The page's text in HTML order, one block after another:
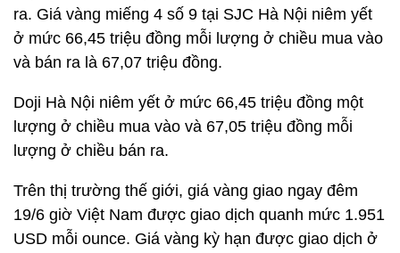
ra. Giá vàng miếng 4 số 9 tại SJC Hà Nội niêm yết
ở mức 66,45 triệu đồng mỗi lượng ở chiều mua vào
và bán ra là 67,07 triệu đồng.
Doji Hà Nội niêm yết ở mức 66,45 triệu đồng một
lượng ở chiều mua vào và 67,05 triệu đồng mỗi
lượng ở chiều bán ra.
Trên thị trường thế giới, giá vàng giao ngay đêm
19/6 giờ Việt Nam được giao dịch quanh mức 1.951
USD mỗi ounce. Giá vàng kỳ hạn được giao dịch ở